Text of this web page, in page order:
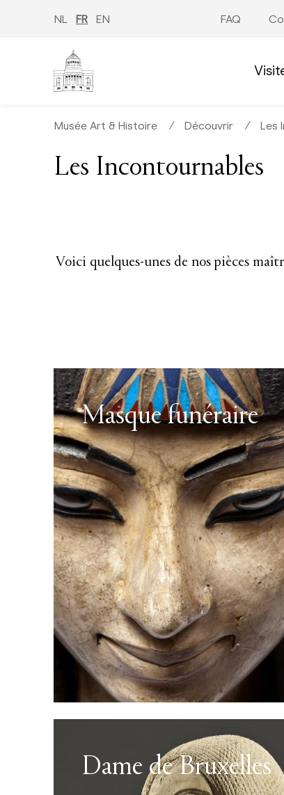
NL FR EN FAQ
Musée Art & Histoire ∕ Découvrir ∕ Les
Les Incontournables
Voici quelques-unes de nos pièces
Masque funéraire
Dame de Bruxelles